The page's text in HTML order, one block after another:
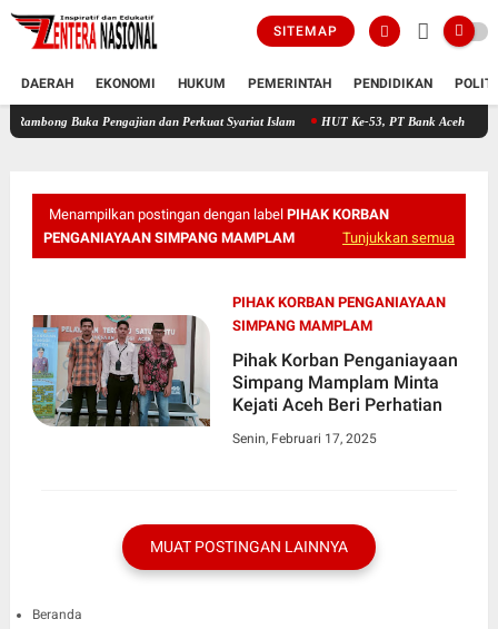
SITEMAP
DAERAH EKONOMI HUKUM PEMERINTAH PENDIDIKAN
Pengajian dan Perkuat Syariat Islam HUT Ke-53, PT Bank Aceh Syariah KC
Menampilkan postingan dengan label PIHAK KORBAN
PENGANIAYAAN SIMPANG MAMPLAM
Tunjukkan semua
PIHAK KORBAN PENGANIAYAAN
SIMPANG MAMPLAM
Pihak Korban Penganiayaan
Simpang Mamplam Minta
Kejati Aceh Beri Perhatian
Senin, Februari 17, 2025
MUAT POSTINGAN LAINNYA
Beranda